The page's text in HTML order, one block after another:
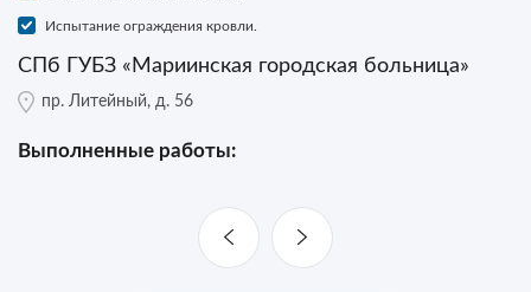
СПб ГУБЗ «Мариинская городская больница»
пр. Литейный, д. 56
Выполненные работы:
Испытание ограждения кровли.